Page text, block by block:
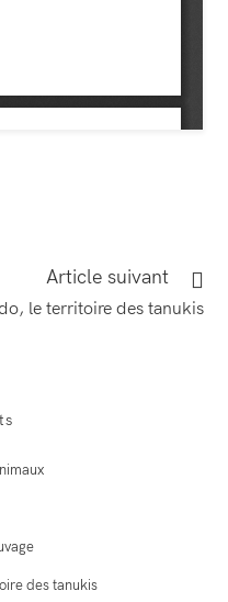
Article suivant
le territoire des tanukis
des tanukis